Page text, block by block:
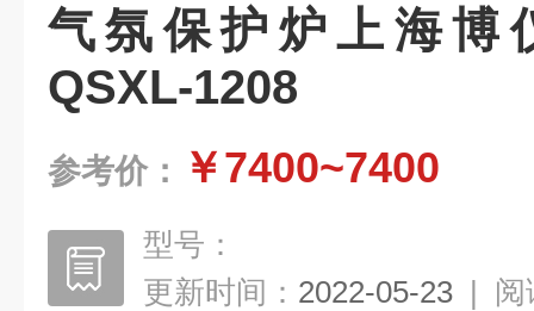
气氛保护炉上海博
QSXL-1208
参考价： ￥7400~7400
型号：
更新时间： 2022-05-23 | 阅